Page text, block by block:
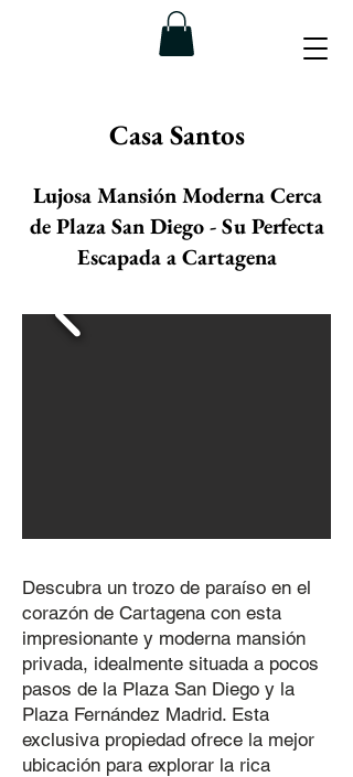
Casa Santos
Lujosa Mansión Moderna Cerca
de Plaza San Diego - Su Perfecta
Escapada a Cartagena
Descubra un trozo de paraíso en el
corazón de Cartagena con esta
impresionante y moderna mansión
privada, idealmente situada a pocos
pasos de la Plaza San Diego y la
Plaza Fernández Madrid. Esta
exclusiva propiedad ofrece la mejor
ubicación para explorar la rica